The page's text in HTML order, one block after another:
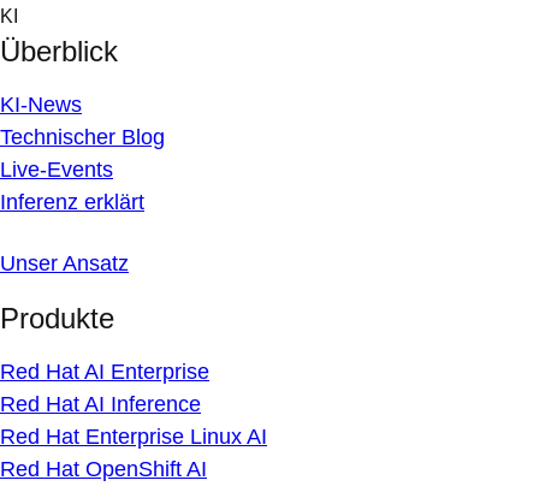
Skip
to
content
KI
Überblick
KI-News
Technischer Blog
Live-Events
Inferenz erklärt
Unser Ansatz
Produkte
Red Hat AI Enterprise
Red Hat AI Inference
Red Hat Enterprise Linux AI
Red Hat OpenShift AI